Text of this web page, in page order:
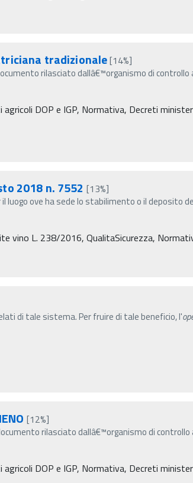
tradizionale[14%]
rilasciato dallâ€™organismo di controllo
DOP e IGP, Normativa, Decreti
2018 n. 7552 [13%]
luogo ove ha sede lo stabilimento o il deposito
vino L. 238/2016, QualitaSicurezza,
di tale sistema. Per fruire di tale beneficio, l'
[12%]
rilasciato dallâ€™organismo di controllo
DOP e IGP, Normativa, Decreti